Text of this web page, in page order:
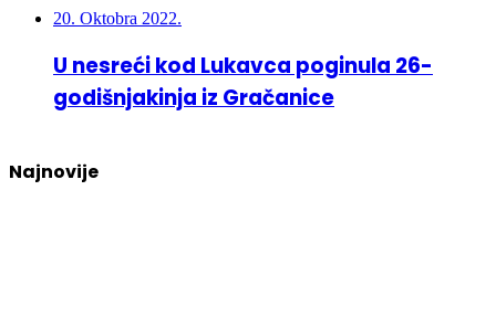
20. Oktobra 2022.
U nesreći kod Lukavca poginula 26-
godišnjakinja iz Gračanice
Najnovije